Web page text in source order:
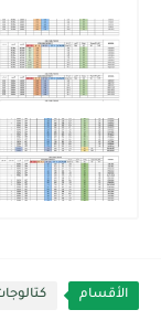
الأقسام